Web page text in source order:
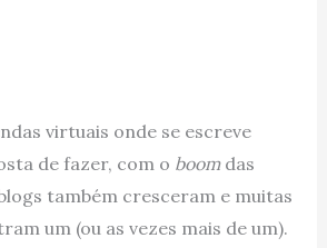
virtuais onde se escreve
de fazer, com o boomdas
também cresceram e muitas
um (ou as vezes mais de um).